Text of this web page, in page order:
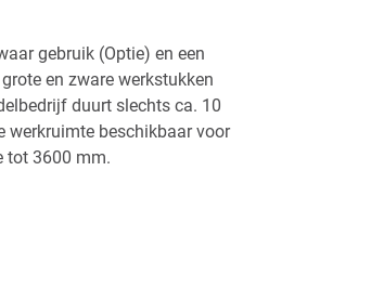
gebruik (Optie) en een
en zware werkstukken
duurt slechts ca. 10
werkruimte beschikbaar voor
tot 3600 mm.